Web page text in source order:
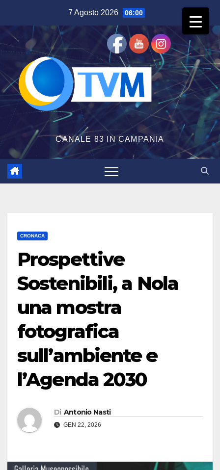
contenuto
7 Agosto 2026 06:00
CANALE 83 IN CAMPANIA
CRONACA
Prospettive
Sostenibili, a Nola
una mostra
fotografica
sull’ambiente e
l’Agenda 2030
Di Antonio Nasti
GEN 22, 2026